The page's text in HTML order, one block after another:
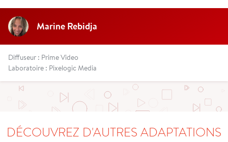
Marine Rebidja
Diffuseur : Prime Video
Laboratoire : Pixelogic Media
DÉCOUVREZ D'AUTRES ADAPTATIONS